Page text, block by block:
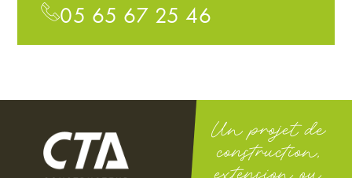
05 65 67 25 46
Un projet de
construction,
extension ou